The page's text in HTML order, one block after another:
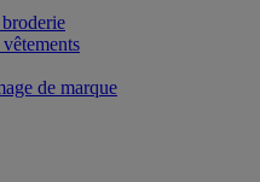
de marque